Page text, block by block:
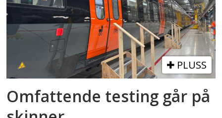
PLUSS
Omfattende testing går på